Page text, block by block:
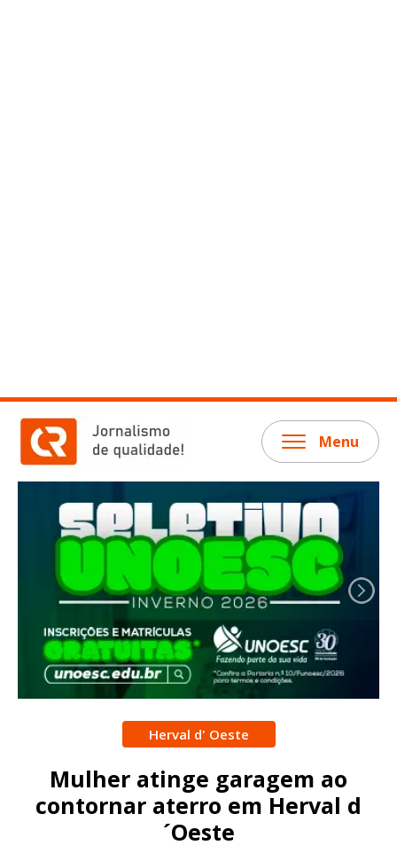
Menu
Herval d' Oeste
Mulher atinge garagem ao
contornar aterro em Herval d
´Oeste